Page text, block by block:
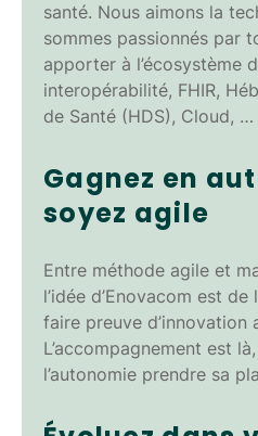
santé. Nous aimons la
sommes passionnés par
apporter à l’écosystème
interopérabilité, FHIR,
de Santé (HDS), Cloud, …
Gagnez en
soyez agile
Entre méthode agile et
l’idée d’Enovacom est
faire preuve d’innovation
L’accompagnement est
l’autonomie prendre sa